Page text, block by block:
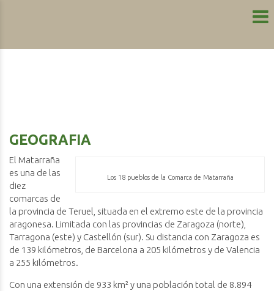
GEOGRAFIA
Los 18 pueblos de la Comarca de Matarraña
El Matarraña
es una de las
diez
comarcas de
la provincia de Teruel, situada en el extremo este de la provincia
aragonesa. Limitada con las provincias de Zaragoza (norte),
Tarragona (este) y Castellón (sur). Su distancia con Zaragoza es
de 139 kilómetros, de Barcelona a 205 kilómetros y de Valencia
a 255 kilómetros.
Con una extensión de 933 km² y una población total de 8.894